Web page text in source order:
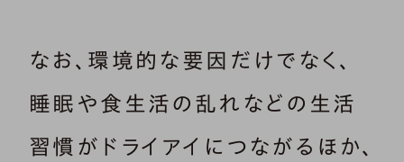
なお、環境的な要因だけでなく、
睡眠や食生活の乱れなどの生活
習慣がドライアイにつながるほか、